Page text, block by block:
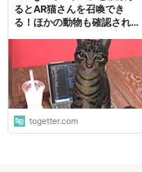
るとAR猫さんを召喚でき
る！ほかの動物も確認されて
の我が家でも放し飼いできま
togetter.com